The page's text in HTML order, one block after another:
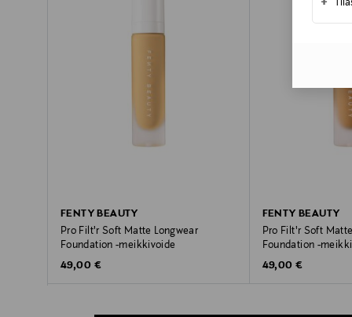
+
FENTY BEAUTY
Pro Filt'r Soft Matte Longwear
Foundation -meikkivoide
Original Price
49,00 €
FENTY BEAUTY
Pro Filt'r Soft
Foundation -
Original Price
49,00 €